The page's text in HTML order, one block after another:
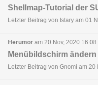
Shellmap-Tutorial der
Letzter Beitrag von Istary am 01
Herumor am 20 Nov, 2020 16:08
Menübildschirm ändern
Letzter Beitrag von Gnomi am 20